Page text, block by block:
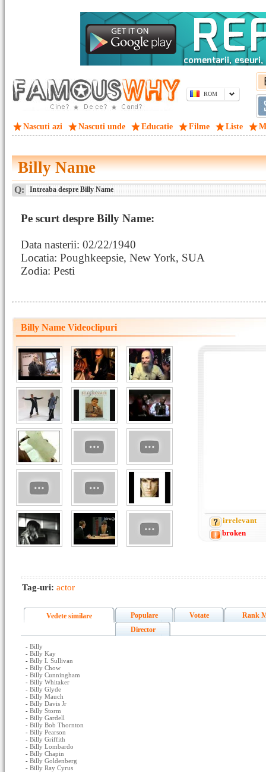
ROM
Nascuti azi Nascuti unde Educatie Filme Liste
Billy Name
Q: Intreaba despre Billy Name
Pe scurt despre Billy Name:
Data nasterii: 02/22/1940
Locatia: Poughkeepsie, New York, SUA
Zodia: Pesti
Billy Name Videoclipuri
irrelevant
broken
Tag-uri: actor
Vedete similare Populare Votate
Rank
Director
- Billy
- Billy Kay
- Billy L Sullivan
- Billy Chow
- Billy Cunningham
- Billy Whitaker
- Billy Glyde
- Billy Mauch
- Billy Davis Jr
- Billy Storm
- Billy Gardell
- Billy Bob Thornton
- Billy Pearson
- Billy Griffith
- Billy Lombardo
- Billy Chapin
- Billy Goldenberg
- Billy Ray Cyrus